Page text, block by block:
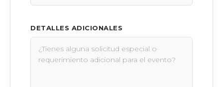
DETALLES ADICIONALES